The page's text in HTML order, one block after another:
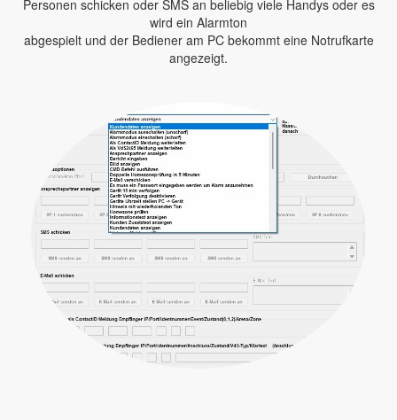
Personen schicken oder SMS an beliebig viele Handys oder es
wird ein Alarmton
abgespielt und der Bediener am PC bekommt eine Notrufkarte
angezeigt.